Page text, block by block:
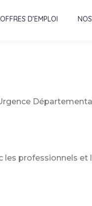
D’EMPLOI
les professionnels